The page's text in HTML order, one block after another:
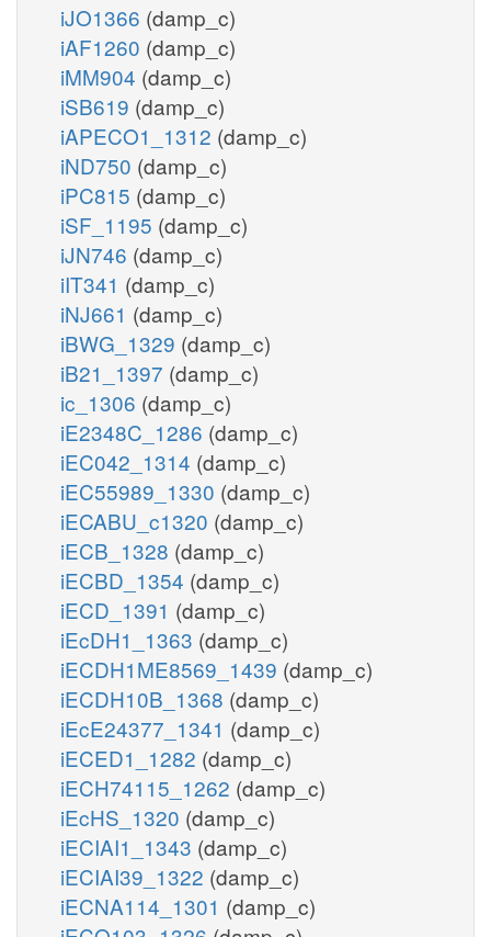
iJO1366 (damp_c)
iAF1260 (damp_c)
iMM904 (damp_c)
iSB619 (damp_c)
iAPECO1_1312 (damp_c)
iND750 (damp_c)
iPC815 (damp_c)
iSF_1195 (damp_c)
iJN746 (damp_c)
iIT341 (damp_c)
iNJ661 (damp_c)
iBWG_1329 (damp_c)
iB21_1397 (damp_c)
ic_1306 (damp_c)
iE2348C_1286 (damp_c)
iEC042_1314 (damp_c)
iEC55989_1330 (damp_c)
iECABU_c1320 (damp_c)
iECB_1328 (damp_c)
iECBD_1354 (damp_c)
iECD_1391 (damp_c)
iEcDH1_1363 (damp_c)
iECDH1ME8569_1439 (damp_c)
iECDH10B_1368 (damp_c)
iEcE24377_1341 (damp_c)
iECED1_1282 (damp_c)
iECH74115_1262 (damp_c)
iEcHS_1320 (damp_c)
iECIAI1_1343 (damp_c)
iECIAI39_1322 (damp_c)
iECNA114_1301 (damp_c)